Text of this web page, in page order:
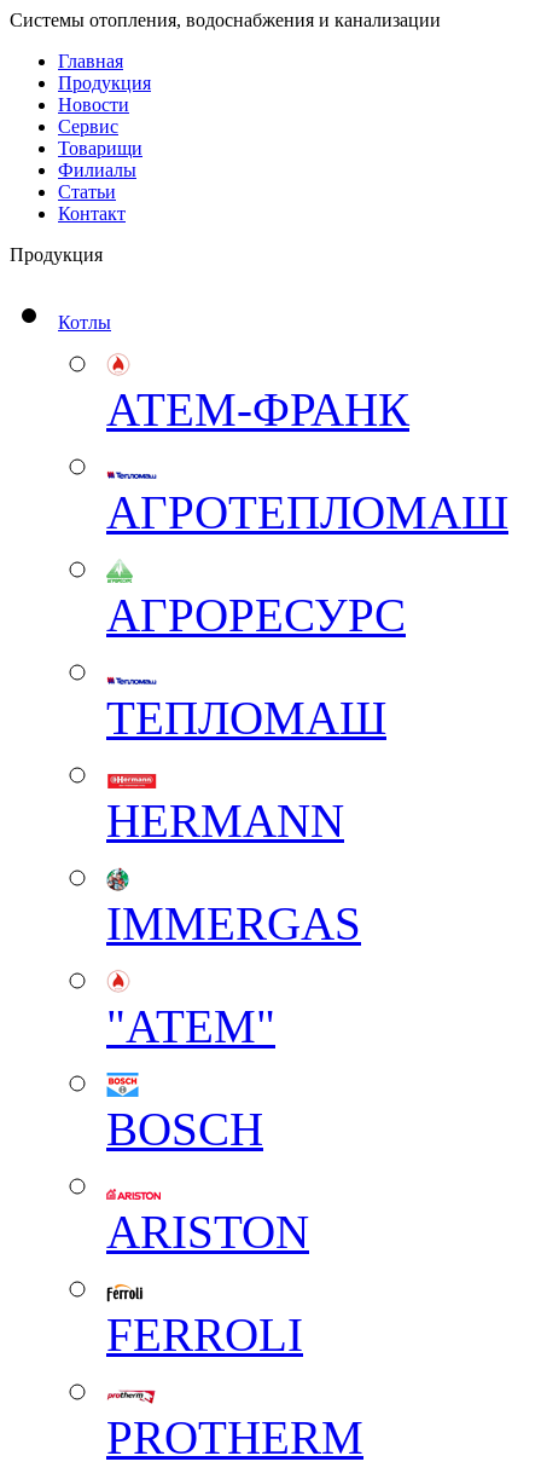
Системы отопления, водоснабжения и канализации
Главная
Продукция
Новости
Сервис
Товарищи
Филиалы
Статьи
Контакт
Продукция
Котлы
АТЕМ-ФРАНК
АГРОТЕПЛОМАШ
АГРОРЕСУРС
ТЕПЛОМАШ
HERMANN
IMMERGAS
"АТЕМ"
BOSCH
ARISTON
FERROLI
PROTHERM